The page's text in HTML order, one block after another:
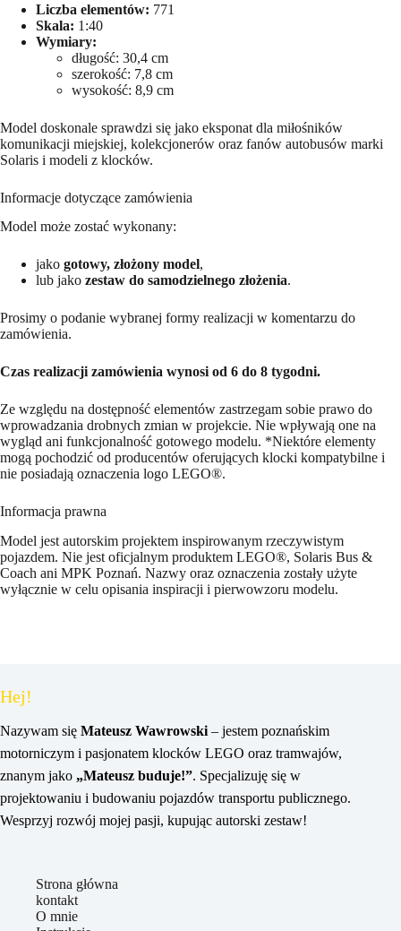
Liczba elementów: 771
Skala: 1:40
Wymiary:
długość: 30,4 cm
szerokość: 7,8 cm
wysokość: 8,9 cm
Model doskonale sprawdzi się jako eksponat dla miłośników
komunikacji miejskiej, kolekcjonerów oraz fanów autobusów marki
Solaris i modeli z klocków.
Informacje dotyczące zamówienia
Model może zostać wykonany:
jako gotowy, złożony model,
lub jako zestaw do samodzielnego złożenia.
Prosimy o podanie wybranej formy realizacji w komentarzu do
zamówienia.
Czas realizacji zamówienia wynosi od 6 do 8 tygodni.
Ze względu na dostępność elementów zastrzegam sobie prawo do
wprowadzania drobnych zmian w projekcie. Nie wpływają one na
wygląd ani funkcjonalność gotowego modelu. *Niektóre elementy
mogą pochodzić od producentów oferujących klocki kompatybilne i
nie posiadają oznaczenia logo LEGO®.
Informacja prawna
Model jest autorskim projektem inspirowanym rzeczywistym
pojazdem. Nie jest oficjalnym produktem LEGO®, Solaris Bus &
Coach ani MPK Poznań. Nazwy oraz oznaczenia zostały użyte
wyłącznie w celu opisania inspiracji i pierwowzoru modelu.
Hej!
Nazywam się Mateusz Wawrowski – jestem poznańskim
motorniczym i pasjonatem klocków LEGO oraz tramwajów,
znanym jako „Mateusz buduje!”. Specjalizuję się w
projektowaniu i budowaniu pojazdów transportu publicznego.
Wesprzyj rozwój mojej pasji, kupując autorski zestaw!
Strona główna
kontakt
O mnie